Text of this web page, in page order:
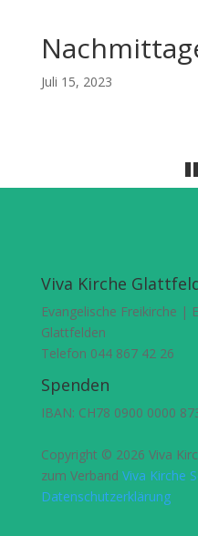
Juli 15, 2023
Viva Kirche
Evangelische Freikirche |
Glattfelden
Telefon 044 867 42 26
Spenden
IBAN: CH78 0900 0000
Copyright © 2026 Viva
zum Verband Viva Kirche
Datenschutzerklärung